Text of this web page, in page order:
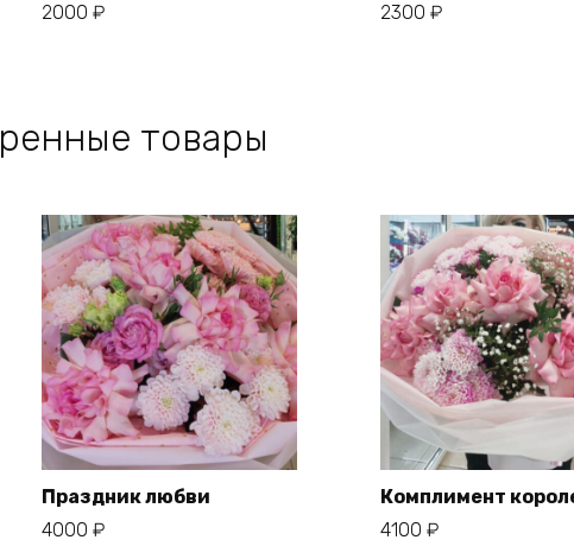
2000 ₽
2300 ₽
товары
Праздник любви
4000 ₽
Комплимент
4100 ₽